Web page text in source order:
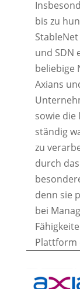
bis zu
und SDN
beliebige
Axians
sowie
ständig
zu
durch
denn sie
bei
Plattform